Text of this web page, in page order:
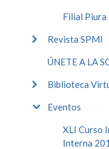
Filial Piura
Revista SPMI
ÚNETE A LA
Biblioteca
Eventos
XLI Curso
Interna